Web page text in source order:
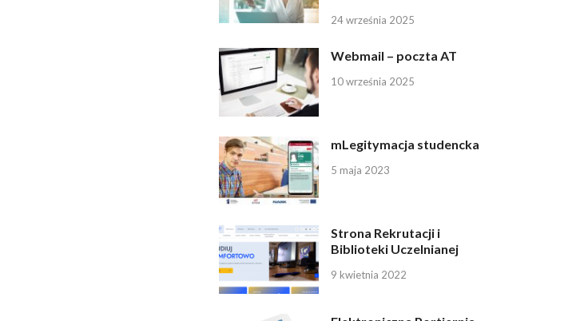
24 września 2025
Webmail – poczta AT
10 września 2025
mLegitymacja studencka
5 maja 2023
Strona Rekrutacji i
Biblioteki Uczelnianej
9 kwietnia 2022